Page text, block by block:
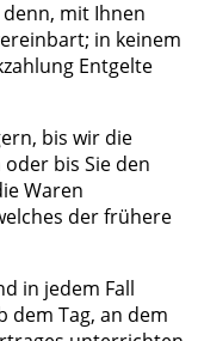
mit Ihnen
in keinem
Entgelte
bis wir die
bis Sie den
Waren
der frühere
in jedem Fall
dem Tag, an dem